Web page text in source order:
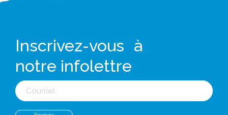
Inscrivez-vous à
notre infolettre
Courriel